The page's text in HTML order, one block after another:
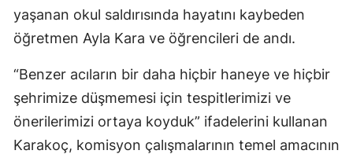
yaşanan okul saldırısında hayatını kaybeden
öğretmen Ayla Kara ve öğrencileri de andı.
“Benzer acıların bir daha hiçbir haneye ve hiçbir
şehrimize düşmemesi için tespitlerimizi ve
önerilerimizi ortaya koyduk” ifadelerini kullanan
Karakoç, komisyon çalışmalarının temel amacının